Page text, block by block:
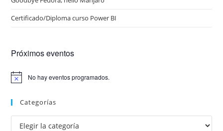
Certificado/Diploma curso Power BI
Próximos eventos
A
s
No hay eventos programados.
Categorías
Categorías